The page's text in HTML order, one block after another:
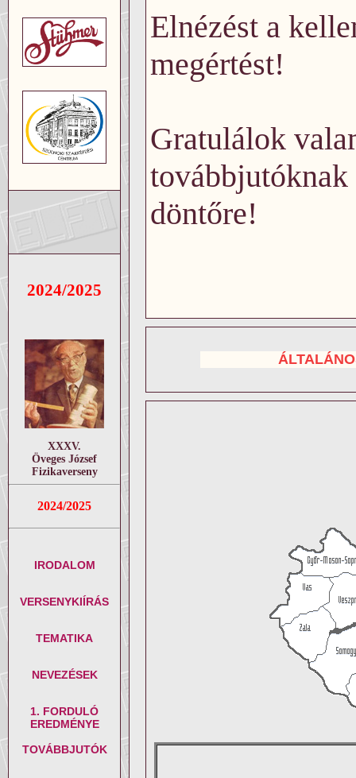
2024/2025
XXXV.
Öveges József
Fizikaverseny
2024/2025
IRODALOM
VERSENYKIÍRÁS
TEMATIKA
NEVEZÉSEK
1. FORDULÓ
EREDMÉNYE
TOVÁBBJUTÓK
Elnézést a
megértést!
Gratulálok
döntőre!